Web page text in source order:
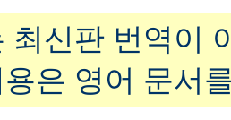
최신판 번역이
은 영어 문서